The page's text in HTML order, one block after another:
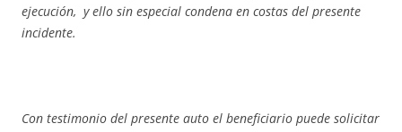
ejecución, y ello sin especial condena en costas del presente
incidente.
Con testimonio del presente auto el beneficiario puede solicitar